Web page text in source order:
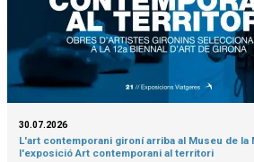
30.07.2026
L'art contemporani gironí arriba al Museu de la
l'exposició Art contemporani al territori